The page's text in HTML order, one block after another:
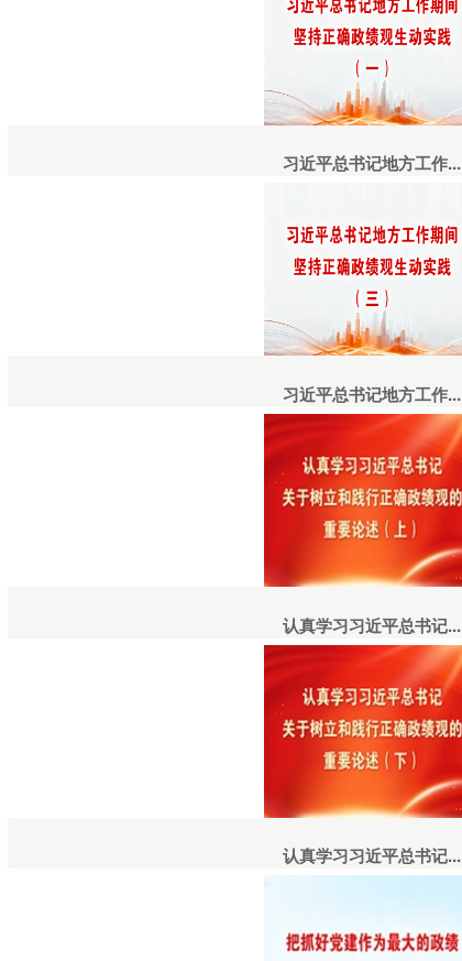
习近平总书记地方工作...
习近平总书记地方工作...
认真学习习近平总书记...
认真学习习近平总书记...